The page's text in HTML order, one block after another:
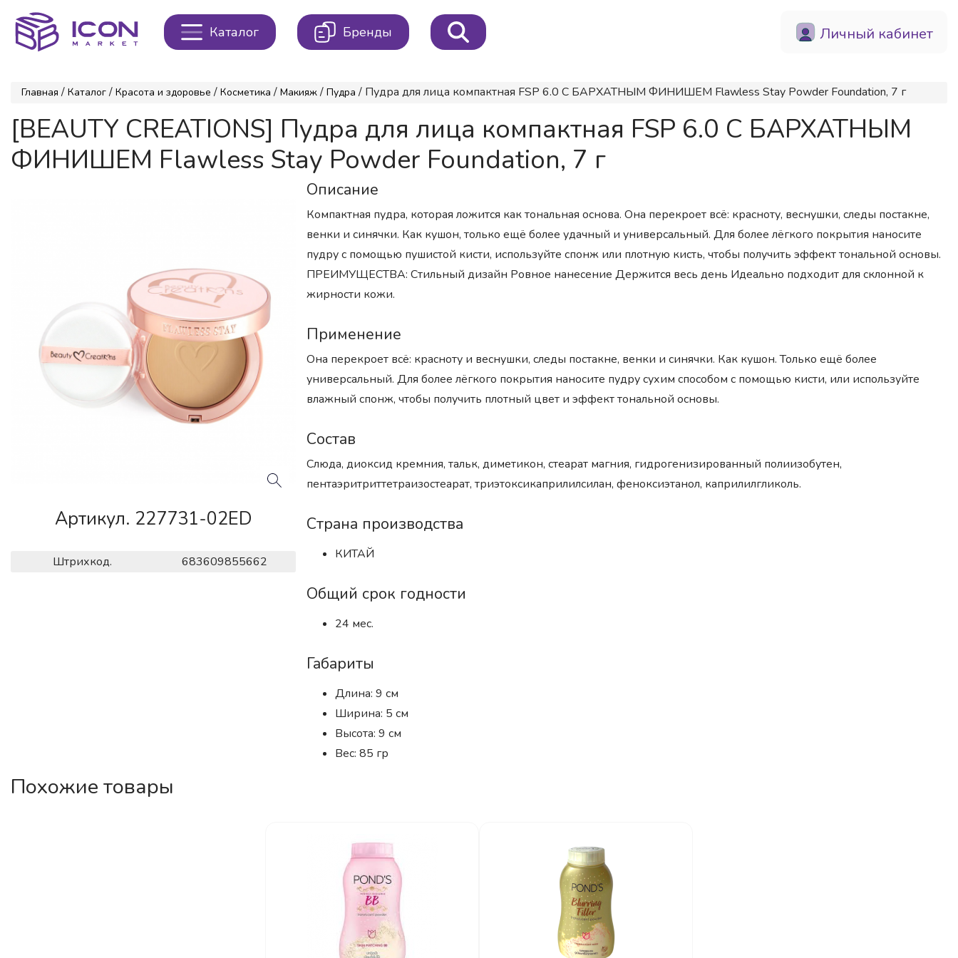
Каталог Бренды Личный кабинет
Главная / Каталог / Красота и здоровье / Косметика / Макияж / Пудра / Пудра для лица компактная FSP 6.0 С БАРХАТНЫМ ФИНИШЕМ Flawless Stay Powder Foundation, 7 г
[BEAUTY CREATIONS] Пудра для лица компактная FSP 6.0 С БАРХАТНЫМ
ФИНИШЕМ Flawless Stay Powder Foundation, 7 г
Артикул. 227731-02ED
Штрихкод. 683609855662
Описание
Компактная пудра, которая ложится как тональная основа. Она перекроет всё: красноту, веснушки, следы постакне,
венки и синячки. Как кушон, только ещё более удачный и универсальный. Для более лёгкого покрытия наносите
пудру с помощью пушистой кисти, используйте спонж или плотную кисть, чтобы получить эффект тональной основы.
ПРЕИМУЩЕСТВА: Стильный дизайн Ровное нанесение Держится весь день Идеально подходит для склонной к
жирности кожи.
Применение
Она перекроет всё: красноту и веснушки, следы постакне, венки и синячки. Как кушон. Только ещё более
универсальный. Для более лёгкого покрытия наносите пудру сухим способом с помощью кисти, или используйте
влажный спонж, чтобы получить плотный цвет и эффект тональной основы.
Состав
Слюда, диоксид кремния, тальк, диметикон, стеарат магния, гидрогенизированный полиизобутен,
пентаэритриттетраизостеарат, триэтоксикаприлилсилан, феноксиэтанол, каприлилгликоль.
Страна производства
КИТАЙ
Общий срок годности
24 мес.
Габариты
Длина: 9 см
Ширина: 5 см
Высота: 9 см
Вес: 85 гр
Похожие товары